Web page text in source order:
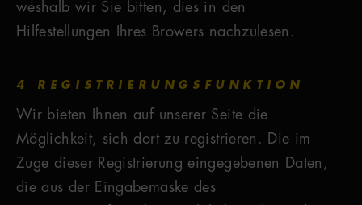
weshalb wir Sie bitten, dies in den
Hilfestellungen Ihres Browers nachzulesen.
4 REGISTRIERUNGSFUNKTION
Wir bieten Ihnen auf unserer Seite die
Möglichkeit, sich dort zu registrieren. Die im
Zuge dieser Registrierung eingegebenen Daten,
die aus der Eingabemaske des